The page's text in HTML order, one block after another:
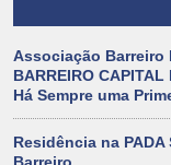
Associação Barreiro
BARREIRO CAPITAL
Há Sempre uma
Residência na